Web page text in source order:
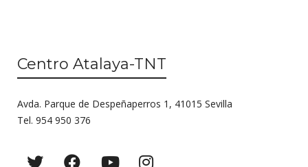
Centro Atalaya-TNT
Avda. Parque de Despeñaperros 1, 41015 Sevilla
Tel. 954 950 376